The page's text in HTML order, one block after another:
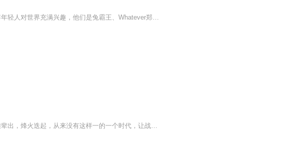
这是一档有趣、接地气的播客。在华夏基金的办公室里，有一群年轻人对世界充满兴趣，他们是兔霸王、Whatever郑、钊财猫、小明星。这些好奇的金融人呼朋唤友，从他们的工作和生活出发，围绕年轻人关心的话题展开讨论，试图解答关于钱、职场、情感、生活方式...
三国时代是一个被中国人所传颂的传奇时代，在这个时代，英雄辈出，烽火迭起，从来没有这样一的一个时代，让战争变得如此平凡，从来没有这样的一个时代，让个人才能发挥到如此极致，从来没有这样的一个时代，孕育了那样做的文化瑰宝，留下了无数的珍闻奇趣...